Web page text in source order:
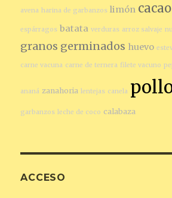
avena harina de garbanzos limón cacao
espárragos batata verduras arroz salvaje
granos germinados huevo
carne vacuna carne de ternera filete vacuno
ananá zanahoria lentejas canela
garbanzos leche de coco calabaza
ACCESO